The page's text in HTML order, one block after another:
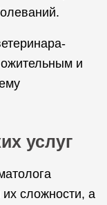
и
услуг
их сложности, а